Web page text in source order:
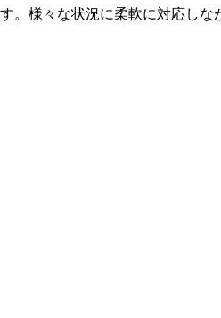
。様々な状況に柔軟に対応しな